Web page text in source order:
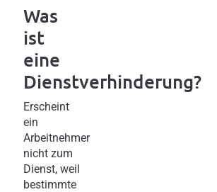
Was
ist
eine
Dienstverhinderung?
Erscheint
ein
Arbeitnehmer
nicht zum
Dienst, weil
bestimmte